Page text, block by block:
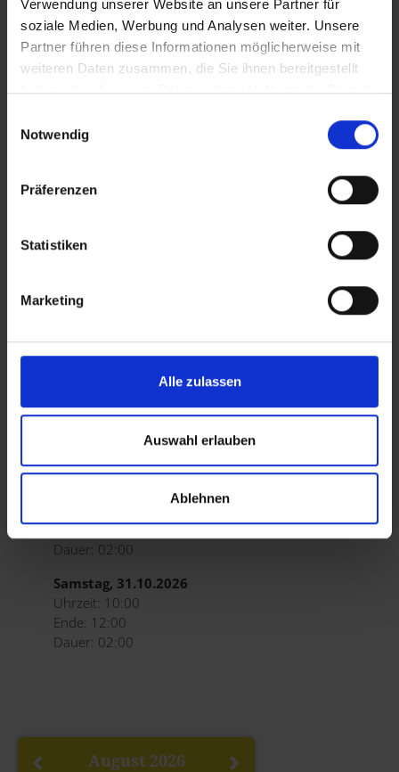
Verwendung unserer Website an unsere Partner für
soziale Medien, Werbung und Analysen weiter. Unsere
Partner führen diese Informationen möglicherweise mit
weiteren Daten zusammen, die Sie ihnen bereitgestellt
haben oder die sie im Rahmen Ihrer Nutzung der Dienste
Notwendig
Präferenzen
Statistiken
Marketing
Alle zulassen
Auswahl erlauben
Ablehnen
Samstag, 03.10.2026
Uhrzeit: 10:00
Ende: 12:00
Uhrzeit: 10:00
Ende: 12:00
Sonntag, 11.10.2026
Ende: 12:00
Uhrzeit: 10:00
Sonntag, 18.10.2026
Ende: 12:00
Dauer: 02:00
Samstag, 31.10.2026
Uhrzeit: 10:00
Ende: 12:00
Dauer: 02:00
August 2026